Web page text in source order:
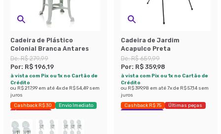
Cadeira de Plástico
Colonial Branca Antares
De:R$ 279,99
Por: R$ 196,19
à vista com Pix ou 1x no Cartão de
Crédito
ou R$ 217,99 em até4x de R$ 54,49 sem
juros
Cashback R$ 30
Envio Imediato
Últimas peças
Cadeira de Jardim
Acapulco Preta
De:R$ 659,99
Por: R$ 359,98
à vista com Pix ou 1x no Cartão de
Crédito
ou R$ 399,98 em até7x de R$ 57,14 sem
juros
Cashback R$ 75
Últimas peças
Economize 45%